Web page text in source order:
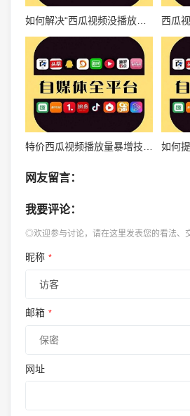
如何解决“西瓜视频没播放量”的困扰？这些方法让你的内容飞速增粉！
特价西瓜视频播放量暴增技巧分享
网友留言：
我要评论：
◎欢迎参与讨论，请在这里发表您的看法、
昵称 *
邮箱 *
网址